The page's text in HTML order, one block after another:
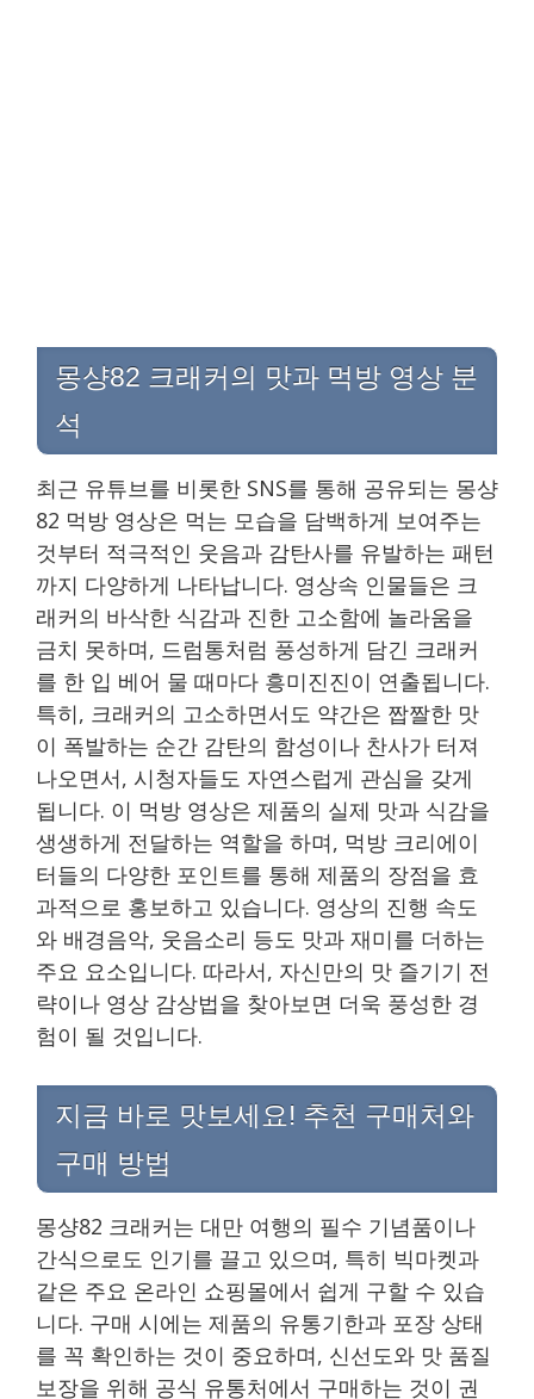
몽샹82 크래커의 맛과 먹방 영상 분
석
최근 유튜브를 비롯한 SNS를 통해 공유되는 몽샹
82 먹방 영상은 먹는 모습을 담백하게 보여주는
것부터 적극적인 웃음과 감탄사를 유발하는 패턴
까지 다양하게 나타납니다. 영상속 인물들은 크
래커의 바삭한 식감과 진한 고소함에 놀라움을
금치 못하며, 드럼통처럼 풍성하게 담긴 크래커
를 한 입 베어 물 때마다 흥미진진이 연출됩니다.
특히, 크래커의 고소하면서도 약간은 짭짤한 맛
이 폭발하는 순간 감탄의 함성이나 찬사가 터져
나오면서, 시청자들도 자연스럽게 관심을 갖게
됩니다. 이 먹방 영상은 제품의 실제 맛과 식감을
생생하게 전달하는 역할을 하며, 먹방 크리에이
터들의 다양한 포인트를 통해 제품의 장점을 효
과적으로 홍보하고 있습니다. 영상의 진행 속도
와 배경음악, 웃음소리 등도 맛과 재미를 더하는
주요 요소입니다. 따라서, 자신만의 맛 즐기기 전
략이나 영상 감상법을 찾아보면 더욱 풍성한 경
험이 될 것입니다.
지금 바로 맛보세요! 추천 구매처와
구매 방법
몽샹82 크래커는 대만 여행의 필수 기념품이나
간식으로도 인기를 끌고 있으며, 특히 빅마켓과
같은 주요 온라인 쇼핑몰에서 쉽게 구할 수 있습
니다. 구매 시에는 제품의 유통기한과 포장 상태
를 꼭 확인하는 것이 중요하며, 신선도와 맛 품질
보장을 위해 공식 유통처에서 구매하는 것이 권